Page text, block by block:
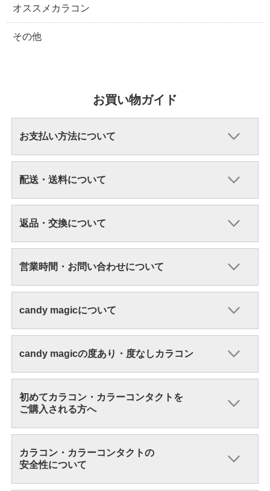
オススメカラコン
その他
お買い物ガイド
お支払い方法について
配送・送料について
返品・交換について
営業時間・お問い合わせについて
candy magicについて
candy magicの度あり・度なしカラコン
初めてカラコン・カラーコンタクトを
ご購入される方へ
カラコン・カラーコンタクトの
安全性について